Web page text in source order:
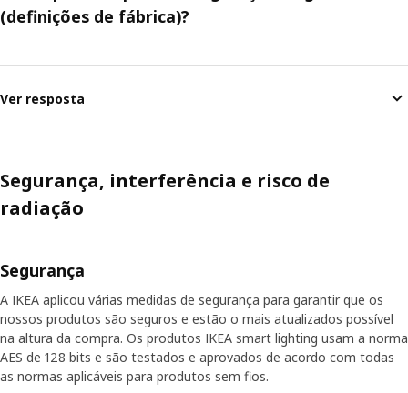
(definições de fábrica)?
Ver resposta
Segurança, interferência e risco de
radiação
Segurança
A IKEA aplicou várias medidas de segurança para garantir que os
nossos produtos são seguros e estão o mais atualizados possível
na altura da compra. Os produtos IKEA smart lighting usam a norma
AES de 128 bits e são testados e aprovados de acordo com todas
as normas aplicáveis para produtos sem fios.